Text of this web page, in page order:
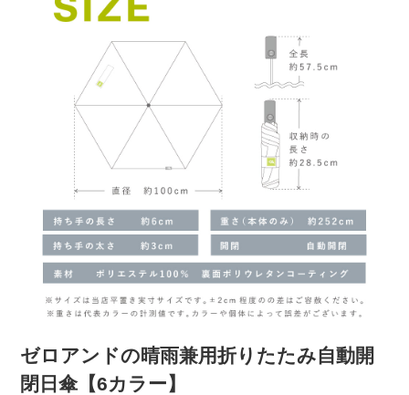
ゼロアンドの晴雨兼用折りたたみ自動開
閉日傘【6カラー】